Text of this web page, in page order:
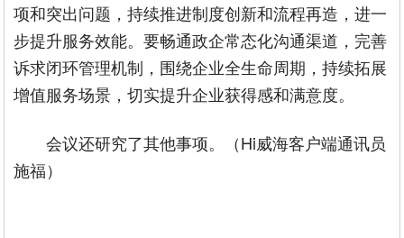
项和突出问题，持续推进制度创新和流程再造，进一
步提升服务效能。要畅通政企常态化沟通渠道，完善
诉求闭环管理机制，围绕企业全生命周期，持续拓展
增值服务场景，切实提升企业获得感和满意度。
会议还研究了其他事项。（Hi威海客户端通讯员
施福）